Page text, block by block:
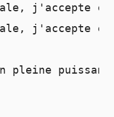
j'accepte
j'accepte
pleine